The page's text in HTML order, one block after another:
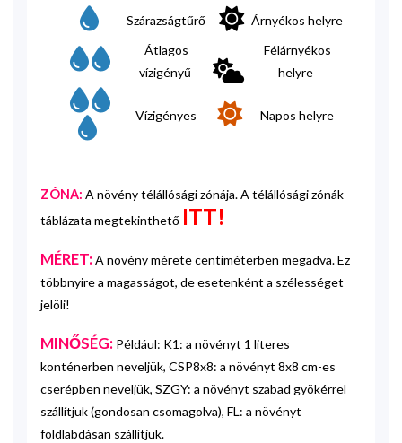
Szárazságtűrő
Árnyékos helyre
Átlagos
vízigényű
Félárnyékos
helyre
Vízigényes Napos helyre
ZÓNA: A növény télállósági zónája. A télállósági zónák
táblázata megtekinthető ITT!
MÉRET:A növény mérete centiméterben megadva. Ez
többnyire a magasságot, de esetenként a szélességet
jelöli!
MINŐSÉG: Például: K1: a növényt 1 literes
konténerben neveljük, CSP8x8: a növényt 8x8 cm-es
cserépben neveljük, SZGY: a növényt szabad gyökérrel
szállítjuk (gondosan csomagolva), FL: a növényt
földlabdásan szállítjuk.